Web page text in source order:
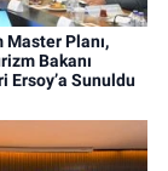
Master Planı,
Bakanı
Ersoy’a Sunuldu